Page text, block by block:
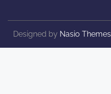
Designed by Nasio Themes